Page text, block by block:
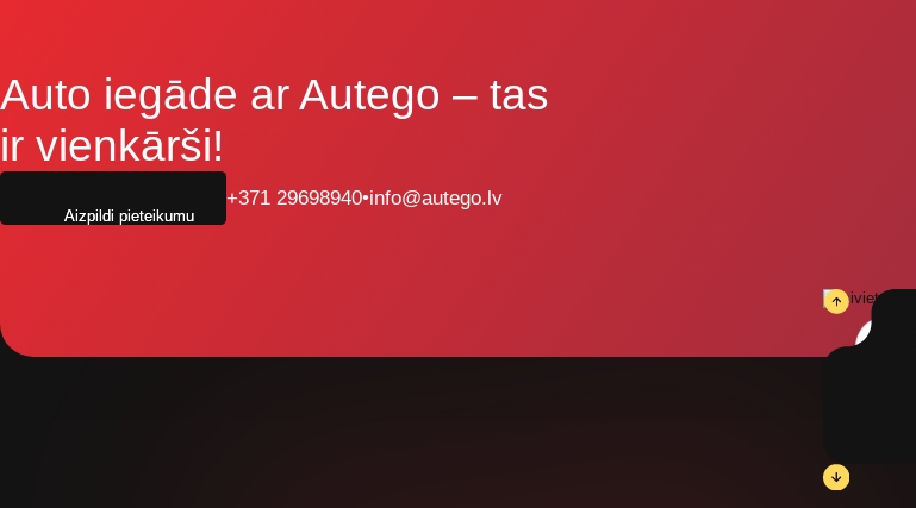
Auto iegāde ar Autego – tas
ir vienkārši!
+371 29698940•info@autego.lv